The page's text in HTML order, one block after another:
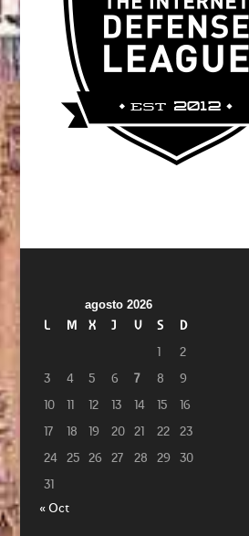
agosto 2026
L M X J V S
D
1
2
3
4 5 6 7 8
9
10
11 12 13 14 15
16
17
18 19 20 21 22
23
24
25 26 27 28 29
30
31
« Oct